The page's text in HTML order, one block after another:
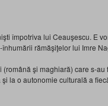
împotriva lui Ceauşescu. E
rămăşiţelor lui Imre
şi maghiară) care s-
la o autonomie culturală a